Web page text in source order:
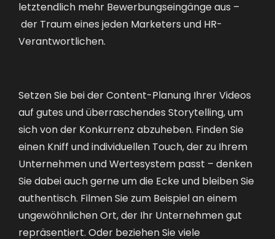
letztendlich mehr Bewerbungseingänge aus –
der Traum eines jeden Marketers und HR-
Verantwortlichen.
Setzen Sie bei der Content-Planung Ihrer Videos
auf gutes und überraschendes Storytelling, um
sich von der Konkurrenz abzuheben. Finden Sie
einen Kniff und individuellen Touch, der zu Ihrem
Unternehmen und Wertesystem passt – denken
Sie dabei auch gerne um die Ecke und bleiben Sie
authentisch. Filmen Sie zum Beispiel an einem
ungewöhnlichen Ort, der Ihr Unternehmen gut
repräsentiert. Oder beziehen Sie viele